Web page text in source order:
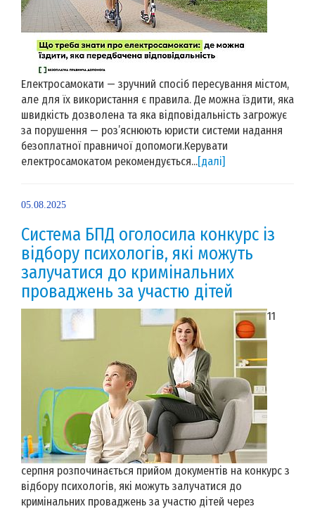
Електросамокати — зручний спосіб пересування містом,
але для їх використання є правила. Де можна їздити, яка
швидкість дозволена та яка відповідальність загрожує
за порушення — роз’яснюють юристи системи надання
безоплатної правничої допомоги.Керувати
електросамокатом рекомендується...[далі]
05.08.2025
Система БПД оголосила конкурс із
відбору психологів, які можуть
залучатися до кримінальних
проваджень за участю дітей
11
серпня розпочинається прийом документів на конкурс з
відбору психологів, які можуть залучатися до
кримінальних проваджень за участю дітей через